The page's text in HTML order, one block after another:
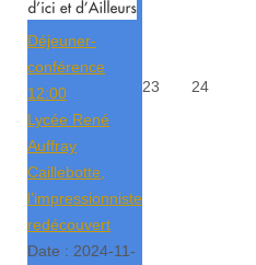
Déjeuner-
conférence
12:00
Lycée René
Auffray
Caillebotte,
l’impressionniste
redécouvert
Date : 2024-11-
23 24